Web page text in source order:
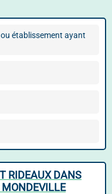
établissement ayant
RIDEAUX DANS
MONDEVILLE